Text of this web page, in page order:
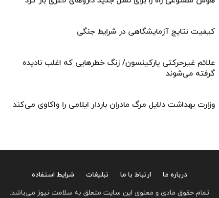
کیفیت نتایج آزمایشگاهی در شرایط جنگی
علائم غیرحرکتی پارکینسون/ زنگ خطرهایی که اغلب نادیده
گرفته می‌شوند
وزارت بهداشت دلایل‌ مرگ مادران باردار ایلامی را واکاوی می‌کند
درباره ما ارتباط با ما تبلیغات
شرایط استفاده
تمام حقوق مادی و معنوی این سایت متعلق به سلامت نیوز می‌باشد.